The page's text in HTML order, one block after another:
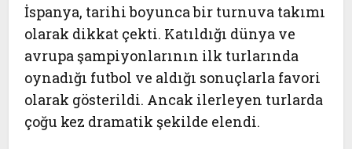
İspanya, tarihi boyunca bir turnuva takımı
olarak dikkat çekti. Katıldığı dünya ve
avrupa şampiyonlarının ilk turlarında
oynadığı futbol ve aldığı sonuçlarla favori
olarak gösterildi. Ancak ilerleyen turlarda
çoğu kez dramatik şekilde elendi.